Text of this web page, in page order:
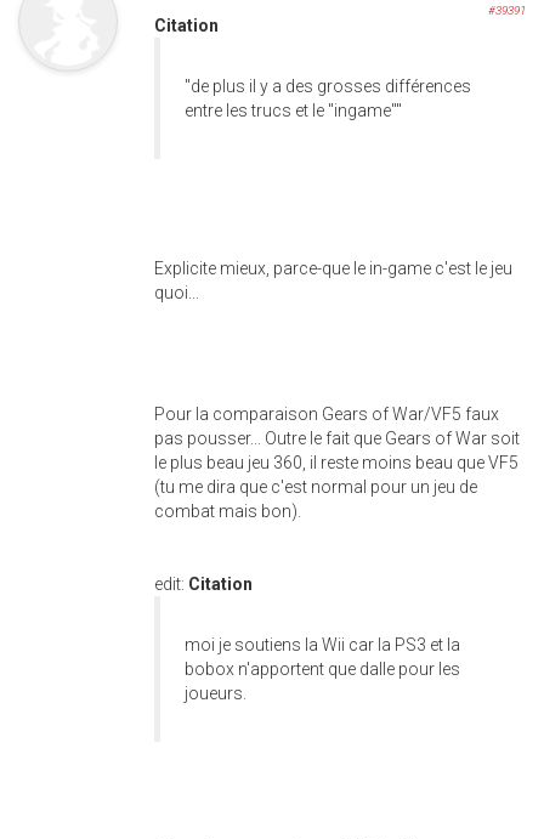
#39391
Citation
"de plus il y a des grosses différences
entre les trucs et le "ingame""
Explicite mieux, parce-que le in-game c'est le jeu
quoi...
Pour la comparaison Gears of War/VF5 faux
pas pousser... Outre le fait que Gears of War soit
le plus beau jeu 360, il reste moins beau que VF5
(tu me dira que c'est normal pour un jeu de
combat mais bon).
edit: Citation
moi je soutiens la Wii car la PS3 et la
bobox n'apportent que dalle pour les
joueurs.